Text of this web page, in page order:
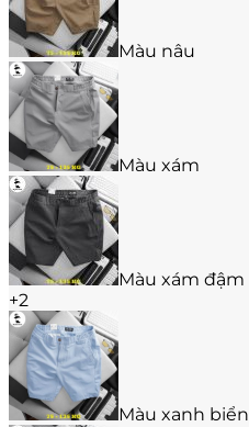
chọn
có
thể
được
chọn
trên
trang
sản
phẩm
Màu nâu
Màu xám
Màu xám đậm
+2
Màu xanh biển